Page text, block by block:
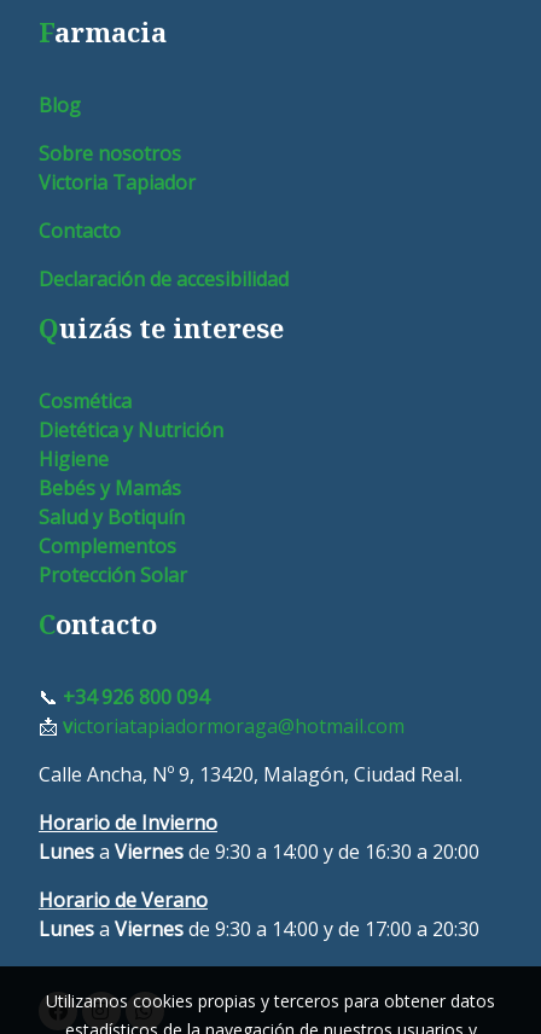
Farmacia
Blog
Sobre nosotros
Victoria Tapiador
Contacto
Declaración de accesibilidad
Quizás te interese
Cosmética
Dietética y Nutrición
Higiene
Bebés y Mamás
Salud y Botiquín
Complementos
Protección Solar
Contacto
📞 +34 926 800 094
📩 victoriatapiadormoraga@hotmail.com
Calle Ancha, Nº 9, 13420, Malagón, Ciudad Real.
Horario de Invierno
Lunesa Viernesde 9:30 a 14:00 y de 16:30 a 20:00
Horario de Verano
Lunesa Viernesde 9:30 a 14:00 y de 17:00 a 20:30
Utilizamos cookies propias y terceros para obtener datos